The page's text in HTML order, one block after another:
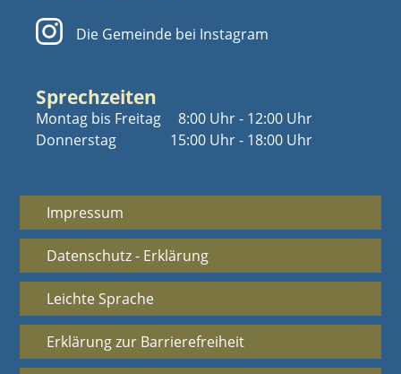
Die Gemeinde bei Instagram
Sprechzeiten
Montag bis Freitag
Donnerstag
8:00 Uhr - 12:00 Uhr
15:00 Uhr - 18:00 Uhr
Impressum
Datenschutz - Erklärung
Leichte Sprache
Erklärung zur Barrierefreiheit